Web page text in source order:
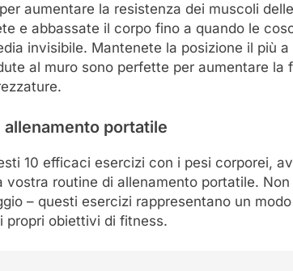
aumentare la resistenza dei muscoli
e abbassate il corpo fino a quando le
invisibile. Mantenete la posizione il più
al muro sono perfette per aumentare la
portatile
10 efficaci esercizi con i pesi corporei,
routine di allenamento portatile.
– questi esercizi rappresentano un
propri obiettivi di fitness.